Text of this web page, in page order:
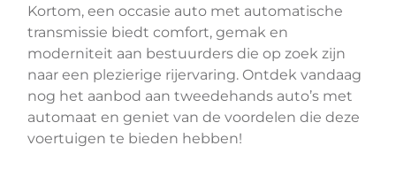
Kortom, een occasie auto met automatische
transmissie biedt comfort, gemak en
moderniteit aan bestuurders die op zoek zijn
naar een plezierige rijervaring. Ontdek vandaag
nog het aanbod aan tweedehands auto’s met
automaat en geniet van de voordelen die deze
voertuigen te bieden hebben!